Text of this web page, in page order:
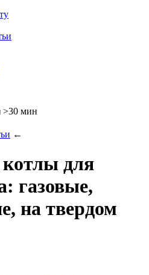
>30 мин
←
для
газовые,
на твердом